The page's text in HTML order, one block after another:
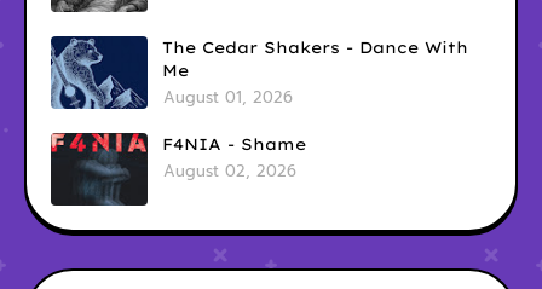
The Cedar Shakers - Dance With
Me
August 01, 2026
F4NIA - Shame
August 02, 2026